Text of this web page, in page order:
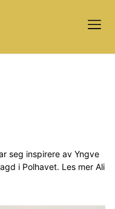
seg inspirere av Yngve
i Polhavet. Les mer Ali